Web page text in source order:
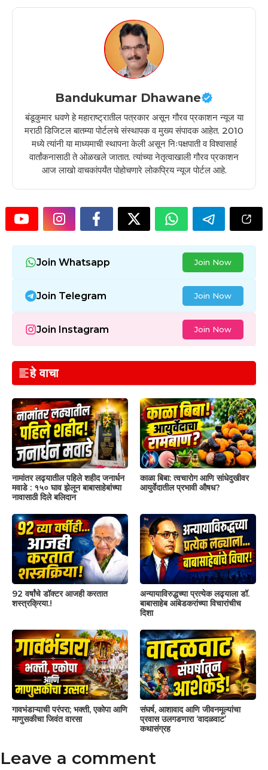
Bandukumar Dhawane
बंडूकुमार धवणे हे महाराष्ट्रातील पत्रकार असून गौरव प्रकाशन न्यूज या
मराठी डिजिटल बातम्या पोर्टलचे संस्थापक व मुख्य संपादक आहेत. 2010
मध्ये त्यांनी या माध्यमाची स्थापना केली असून निःपक्षपाती व विश्वासार्ह
वार्तांकनासाठी ते ओळखले जातात. त्यांच्या नेतृत्वाखाली गौरव प्रकाशन
आज लाखो वाचकांपर्यंत पोहोचणारे लोकप्रिय न्यूज पोर्टल आहे.
Join Whatsapp Join Now
Join Telegram Join Now
Join Instagram Join Now
हे वाचा
नामांतर लढ्यातील पहिले शहीद जनार्धन
मवाडे : १५० घाव झेलून बाबासाहेबांच्या
नावासाठी दिले बलिदान
काळा बिबा: त्वचारोग आणि सांधेदुखीवर
आयुर्वेदातील प्रभावी औषध?
92 वर्षांचे डॉक्टर आजही करतात
शस्त्रक्रिया.!
अन्यायाविरुद्धच्या प्रत्येक लढ्याला डॉ.
बाबासाहेब आंबेडकरांच्या विचारांचीच
दिशा
गावभंडाऱ्याची परंपरा; भक्ती, एकोपा आणि
माणुसकीचा जिवंत वारसा
संघर्ष, आशावाद आणि जीवनमूल्यांचा
प्रवास उलगडणारा ‘वादळवाट’
कथासंग्रह
Leave a comment